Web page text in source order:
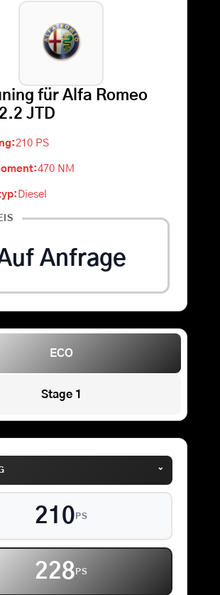
Warenkorb
für Alfa Romeo
JTD
210 PS
470 NM
Diesel
Anfrage
ECO
Stage 1
⌄
210 PS
228 PS